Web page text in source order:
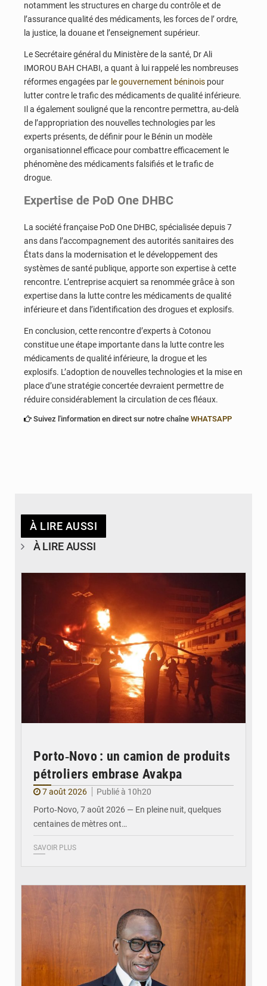
notamment les structures en charge du contrôle et de
l’assurance qualité des médicaments, les forces de l’ ordre,
la justice, la douane et l’enseignement supérieur.
Le Secrétaire général du Ministère de la santé, Dr Ali
IMOROU BAH CHABI, a quant à lui rappelé les nombreuses
réformes engagées par le gouvernement béninois pour
lutter contre le trafic des médicaments de qualité inférieure.
Il a également souligné que la rencontre permettra, au-delà
de l’appropriation des nouvelles technologies par les
experts présents, de définir pour le Bénin un modèle
organisationnel efficace pour combattre efficacement le
phénomène des médicaments falsifiés et le trafic de
drogue.
Expertise de PoD One DHBC
La société française PoD One DHBC, spécialisée depuis 7
ans dans l’accompagnement des autorités sanitaires des
États dans la modernisation et le développement des
systèmes de santé publique, apporte son expertise à cette
rencontre. L’entreprise acquiert sa renommée grâce à son
expertise dans la lutte contre les médicaments de qualité
inférieure et dans l’identification des drogues et explosifs.
En conclusion, cette rencontre d’experts à Cotonou
constitue une étape importante dans la lutte contre les
médicaments de qualité inférieure, la drogue et les
explosifs. L’adoption de nouvelles technologies et la mise en
place d’une stratégie concertée devraient permettre de
réduire considérablement la circulation de ces fléaux.
Suivez l'information en direct sur notre chaîne WHATSAPP
À LIRE AUSSI
À LIRE AUSSI
Porto‑Novo : un camion de produits
pétroliers embrase Avakpa
7 août 2026
Publié à 10h20
Porto‑Novo, 7 août 2026 — En pleine nuit, quelques
centaines de mètres ont…
SAVOIR PLUS